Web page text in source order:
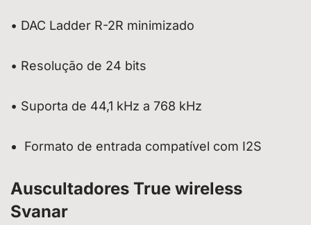
• DAC Ladder R-2R minimizado
• Resolução de 24 bits
• Suporta de 44,1 kHz a 768 kHz
Formato de entrada compatível com I2S
Auscultadores True wireless
Svanar